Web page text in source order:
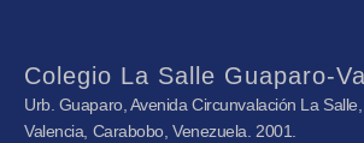
Colegio La Salle Guaparo-
Urb. Guaparo, Avenida Circunvalación La
Valencia, Carabobo, Venezuela. 2001.